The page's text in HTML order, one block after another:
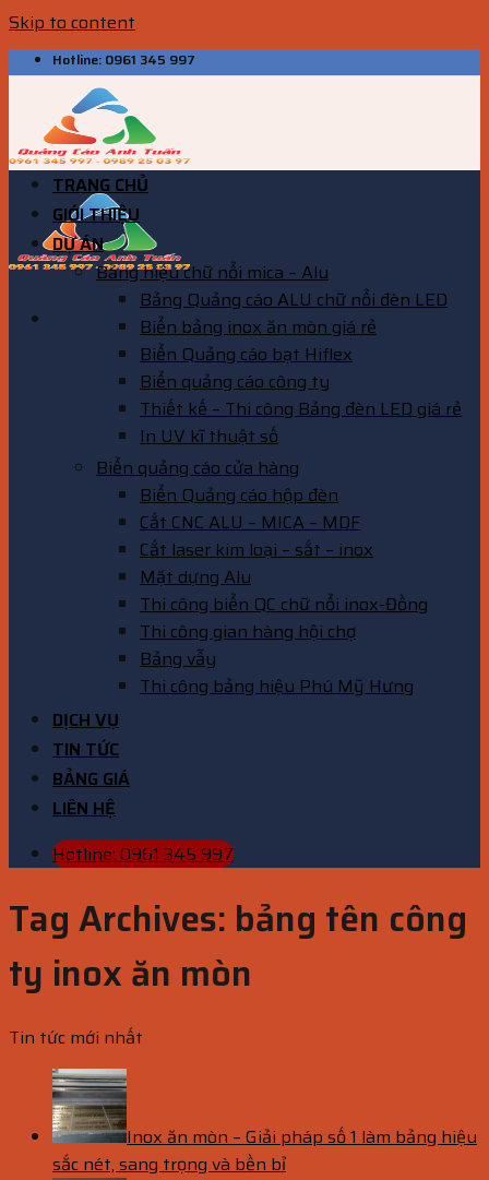
Skip to content
Hotline: 0961 345 997
TRANG CHỦ
GIỚI THIỆU
DỰ ÁN
Bảng hiệu chữ nổi mica – Alu
Bảng Quảng cáo ALU chữ nổi đèn LED
Biển bảng inox ăn mòn giá rẻ
Biển Quảng cáo bạt Hiflex
Biển quảng cáo công ty
Thiết kế – Thi công Bảng đèn LED giá rẻ
In UV kĩ thuật số
Biển quảng cáo cửa hàng
Biển Quảng cáo hộp đèn
Cắt CNC ALU – MICA – MDF
Cắt laser kim loại – sắt – inox
Mặt dựng Alu
Thi công biển QC chữ nổi inox-Đồng
Thi công gian hàng hội chợ
Bảng vẫy
Thi công bảng hiệu Phú Mỹ Hưng
DỊCH VỤ
TIN TỨC
BẢNG GIÁ
LIÊN HỆ
Hotline: 0961 345 997
Tag Archives: bảng tên công
ty inox ăn mòn
Tin tức mới nhất
Inox ăn mòn – Giải pháp số 1 làm bảng hiệu
sắc nét, sang trọng và bền bỉ